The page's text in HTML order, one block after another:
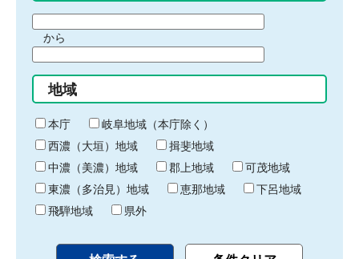
間
始
り
から
間
終
わ
り
地域
本庁
岐阜地域（本庁除く）
西濃（大垣）地域
揖斐地域
中濃（美濃）地域
郡上地域
可茂地域
東濃（多治見）地域
恵那地域
下呂地域
飛騨地域
県外